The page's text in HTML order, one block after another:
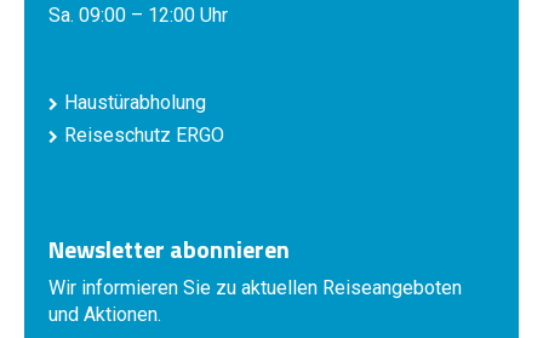
Sa. 09:00 – 12:00 Uhr
Haustürabholung
Reiseschutz ERGO
Newsletter abonnieren
Wir informieren Sie zu aktuellen Reiseangeboten
und Aktionen.